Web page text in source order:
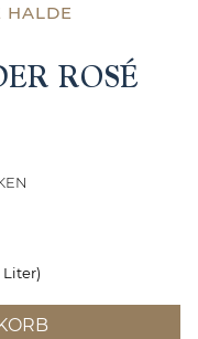
HALDE
ROSÉ
Liter)